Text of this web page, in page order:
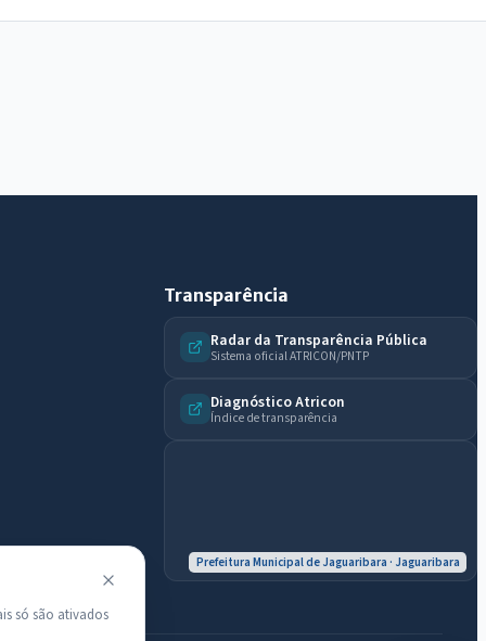
Transparência
Radar da Transparência Pública
Sistema oficial ATRICON/PNTP
Diagnóstico Atricon
Índice de transparência
Prefeitura Municipal de Jaguaribara · Jaguaribara
só são ativados
IntGest AI